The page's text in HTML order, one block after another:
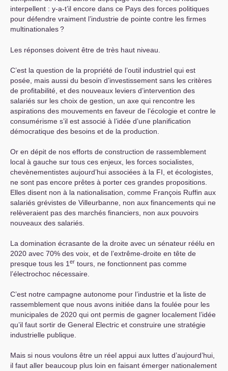
interpellent : y-a-t’il encore dans ce Pays des forces politiques
pour défendre vraiment l’industrie de pointe contre les firmes
multinationales?
Les réponses doivent être de très haut niveau.
C’est la question de la propriété de l’outil industriel qui est
posée, mais aussi du besoin d’investissement sans les critères
de profitabilité, et des nouveaux leviers d’intervention des
salariés sur les choix de gestion, un axe qui rencontre les
aspirations des mouvements en faveur de l’écologie et contre le
consumérisme s’il est associé à l’idée d’une planification
démocratique des besoins et de la production.
Or en dépit de nos efforts de construction de rassemblement
local à gauche sur tous ces enjeux, les forces socialistes,
chevènementistes aujourd’hui associées à la FI , et écologistes,
ne sont pas encore prêtes à porter ces grandes propositions.
Elles disent non à la nationalisation, comme François Ruffin aux
salariés grévistes de Villeurbanne, non aux financements qui ne
relèveraient pas des marchés financiers, non aux pouvoirs
nouveaux des salariés.
La domination écrasante de la droite avec un sénateur réélu en
2020 avec 70% des voix, et de l’extrême-droite en tête de
presque tous les 1 er tours, ne fonctionnent pas comme
l’électrochoc nécessaire.
C’est notre campagne autonome pour l’industrie et la liste de
rassemblement que nous avons initiée dans la foulée pour les
municipales de 2020 qui ont permis de gagner localement l’idée
qu’il faut sortir de General Electric et construire une stratégie
industrielle publique.
Mais si nous voulons être un réel appui aux luttes d’aujourd’hui,
il faut aller beaucoup plus loin en faisant émerger nationalement